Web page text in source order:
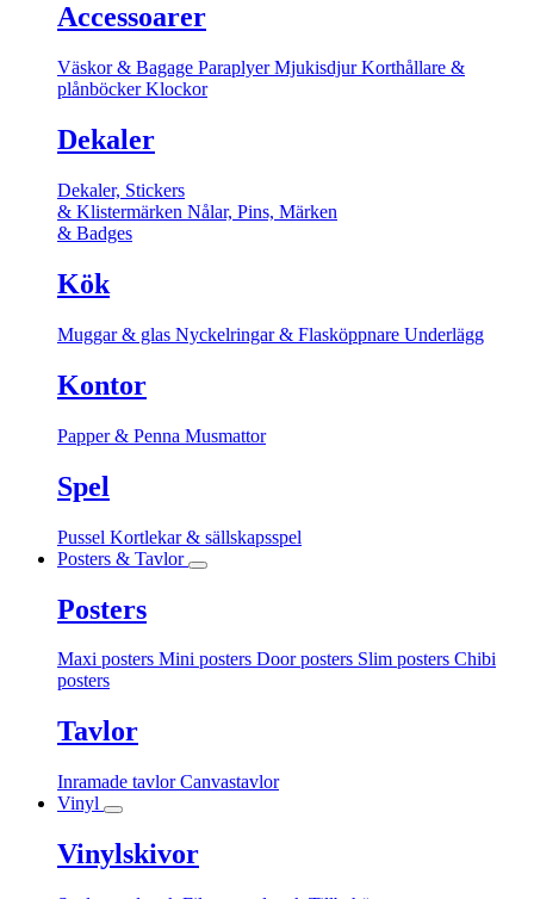
Accessoarer
Väskor & Bagage ParaplyerMjukisdjurKorthållare &
plånböckerKlockor
Dekaler
Dekaler, Stickers
& Klistermärken Nålar, Pins, Märken
& Badges
Kök
Muggar & glas Nyckelringar & Flasköppnare Underlägg
Kontor
Papper & Penna Musmattor
Spel
Pussel Kortlekar & sällskapsspel
Posters & Tavlor
Posters
Maxi posters Mini posters Door posters Slim posters Chibi
posters
Tavlor
Inramade tavlorCanvastavlor
Vinyl
Vinylskivor